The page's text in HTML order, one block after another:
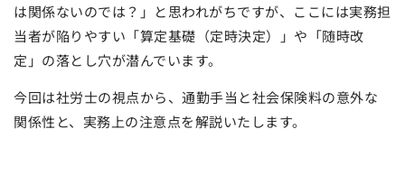
は関係ないのでは？」と思われがちですが、ここには実務担
当者が陥りやすい「算定基礎（定時決定）」や「随時改
定」の落とし穴が潜んでいます。
今回は社労士の視点から、通勤手当と社会保険料の意外な
関係性と、実務上の注意点を解説いたします。